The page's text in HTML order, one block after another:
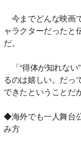
今までどんな映画
ャラクターだったと
だ。
「“得体が知れない
るのは嬉しい。だっ
できたということだ
◆海外でも一人舞台
み方